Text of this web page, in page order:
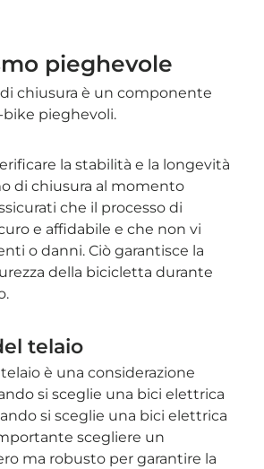
pieghevole
chiusura è un componente
pieghevoli.
la stabilità e la longevità
di chiusura al momento
che il processo di
e affidabile e che non vi
o danni. Ciò garantisce la
della bicicletta durante
telaio
è una considerazione
si sceglie una bici elettrica
si sceglie una bici elettrica
scegliere un
ma robusto per garantire la